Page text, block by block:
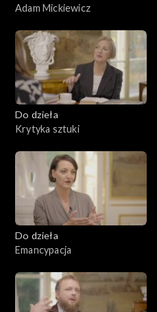
Adam Mickiewicz
Do dzieła
Krytyka sztuki
Do dzieła
Emancypacja